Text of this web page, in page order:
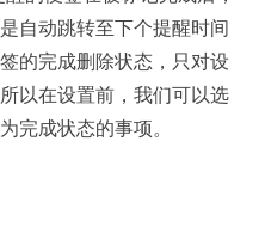
自动跳转至下个提醒时间
的完成删除状态，只对设
以在设置前，我们可以选
完成状态的事项。